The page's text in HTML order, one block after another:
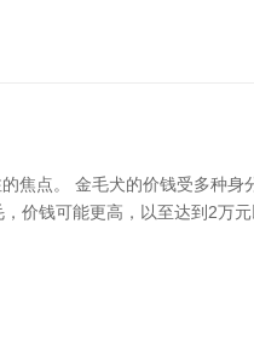
焦点。 金毛犬的价钱受多种身
价钱可能更高，以至达到2万